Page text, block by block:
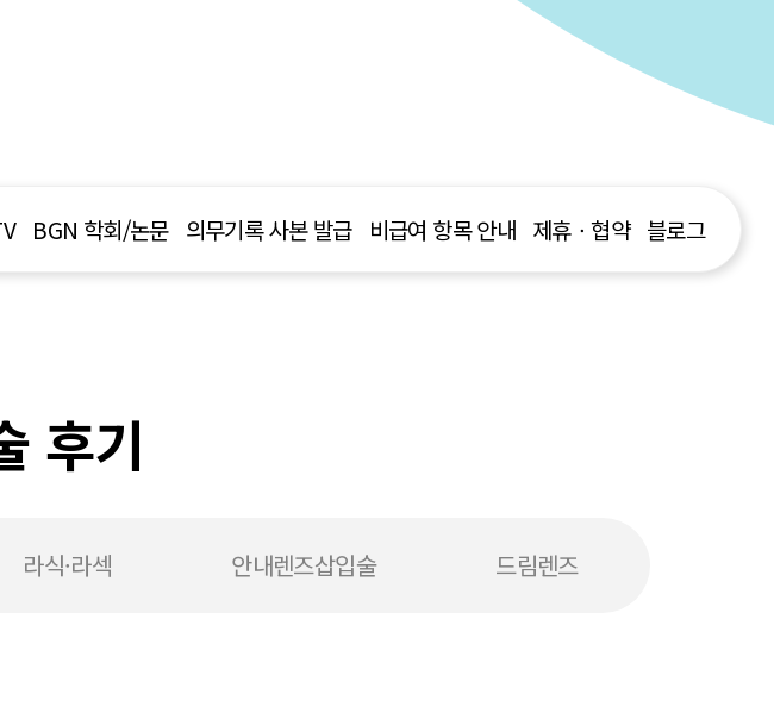
BGN 학회/논문 의무기록 사본 발급 비급여 항목 안내 제휴ㆍ협약 블로그
후기
라식·라섹 안내렌즈삽입술 드림렌즈